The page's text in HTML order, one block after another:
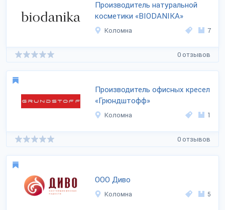
Производитель натуральной
косметики «BIODANIKA»
Коломна 7
0 отзывов
Производитель офисных кресел
«Грюндштофф»
Коломна 1
0 отзывов
ООО Диво
Коломна 5